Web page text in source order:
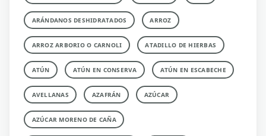
ARÁNDANOS DESHIDRATADOS ARROZ
ARROZ ARBORIO O CARNOLI ATADILLO DE HIERBAS
ATÚN ATÚN EN CONSERVA ATÚN EN ESCABECHE
AVELLANAS AZAFRÁN AZÚCAR
AZÚCAR MORENO DE CAÑA